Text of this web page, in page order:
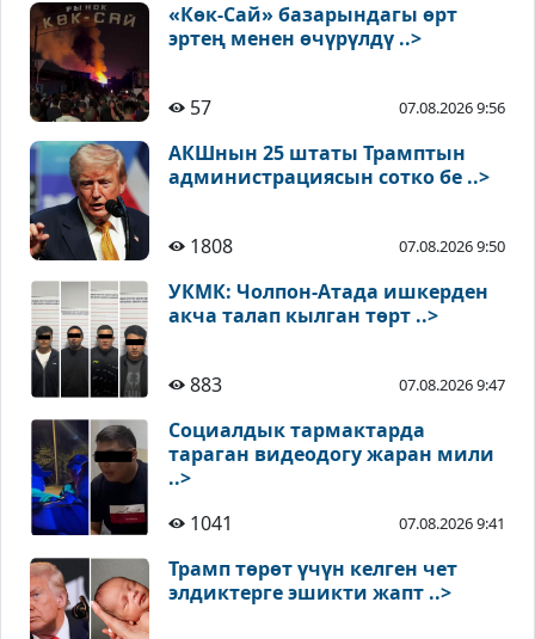
«Көк-Сай» базарындагы өрт
эртең менен өчүрүлдү ..>
57 07.08.2026 9:56
АКШнын 25 штаты Трамптын
администрациясын сотко бе ..>
1808 07.08.2026 9:50
УКМК: Чолпон-Атада ишкерден
акча талап кылган төрт ..>
883 07.08.2026 9:47
Социалдык тармактарда
тараган видеодогу жаран мили
..>
1041
07.08.2026 9:41
Трамп төрөт үчүн келген чет
элдиктерге эшикти жапт ..>